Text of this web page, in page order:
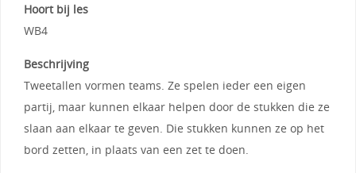
Hoort bij les
WB4
Beschrijving
Tweetallen vormen teams. Ze spelen ieder een eigen
partij, maar kunnen elkaar helpen door de stukken die ze
slaan aan elkaar te geven. Die stukken kunnen ze op het
bord zetten, in plaats van een zet te doen.